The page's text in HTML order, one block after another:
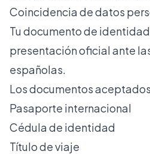
Coincidencia de datos
Tu documento de
presentación oficial ante
españolas.
Los documentos
Pasaporte internacional
Cédula de identidad
Título de viaje